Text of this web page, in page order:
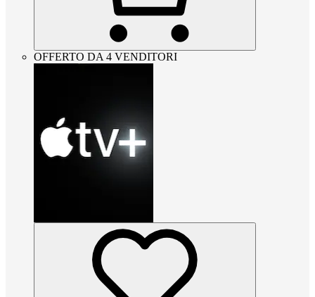
OFFERTO DA 4 VENDITORI